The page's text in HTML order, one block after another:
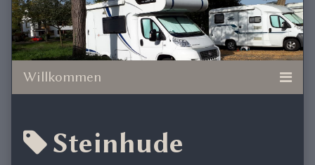
Posts
Steinhude